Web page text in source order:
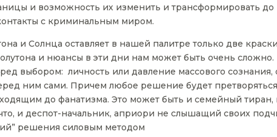
и возможность их изменить и трансформировать
с криминальным миром.
и Солнца оставляет в нашей палитре только две
и нюансы в эти дни нам может быть очень
выбором: личность или давление массового сознания,
ним сами. Причем любое решение будет
до фанатизма. Это может быть и семейный
и деспот-начальник, априори не слышащий своих
решения силовым методом